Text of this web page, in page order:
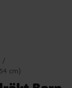
cm)